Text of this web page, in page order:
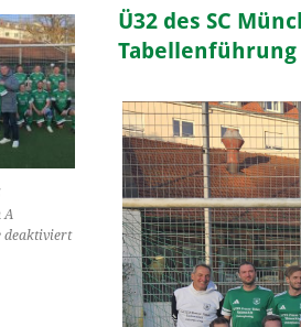
A
deaktiviertfür
München
Ü32 des SC
Tabellenführung